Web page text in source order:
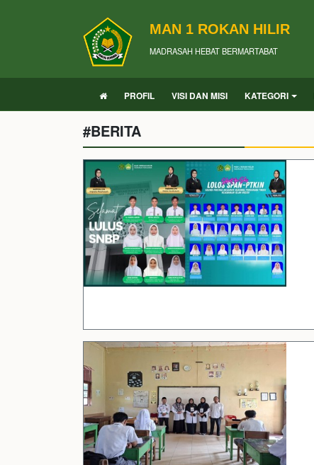
MAN 1 ROKAN HILIR
MADRASAH HEBAT BERMARTABAT
PROFIL VISI DAN MISI KATEGORI
#BERITA